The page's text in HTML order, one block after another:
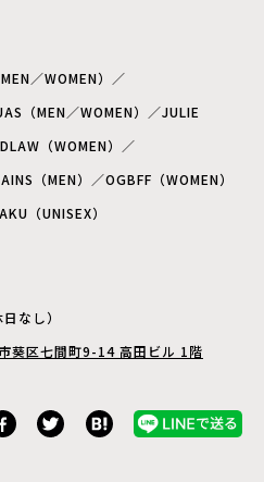
／WOMEN）／
（MEN／WOMEN）／JULIE
（WOMEN）／
（MEN）／OGBFF（WOMEN）
（UNISEX）
なし）
葵区七間町9-14 高田ビル 1階